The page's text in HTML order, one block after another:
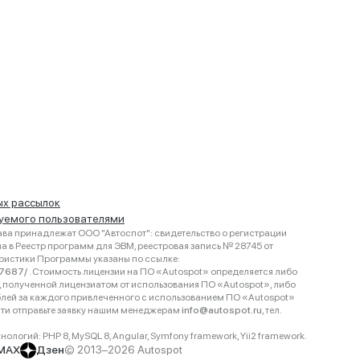
рассылок
пользователями
принадлежат ООО "Автоспот": свидетельство о регистрации
Реестр программ для ЭВМ, реестровая запись № 28745 от
Программы указаны по ссылке:
. Стоимость лицензии на ПО «Autospot» определяется либо
полученной лицензиатом от использования ПО «Autospot», либо
за каждого привлеченного с использованием ПО «Autospot»
отправьте заявку нашим менеджерам info@autospot.ru, тел.
PHP 8, MySQL 8, Angular, Symfony framework, Yii2 framework.
Дзен© 2013–2026 Autospot